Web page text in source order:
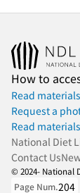
How to
Read
Request a
Read
National Diet
Contact Us
© 2024- National
Page Num.204